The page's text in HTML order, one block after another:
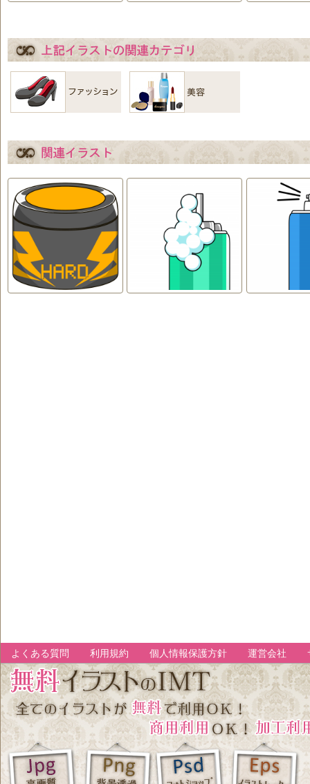
よくある質問 利用規約 個人情報保護方針 運営会社